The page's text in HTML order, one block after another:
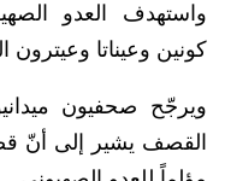
واستهدف العدو
كونين وعيناتا وعيترون
ويرجّح صحفيون
القصف يشير إلى أنّ